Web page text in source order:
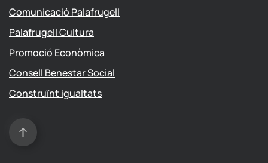
Comunicació Palafrugell
Palafrugell Cultura
Promoció Econòmica
Consell Benestar Social
Construïnt igualtats